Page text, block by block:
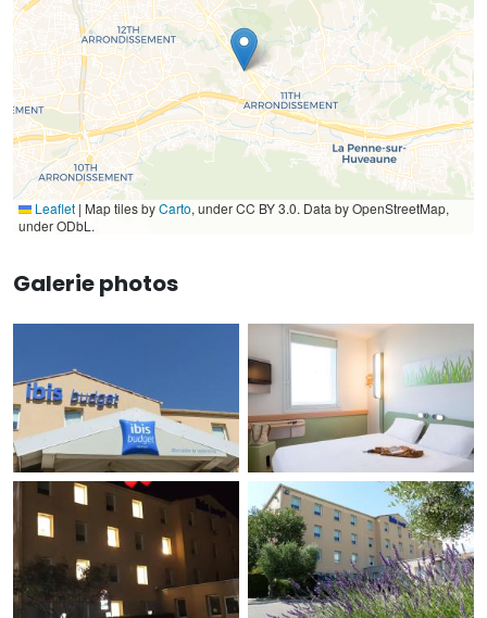
Leaflet | Map tiles byCarto, under CC BY 3.0. Data by OpenStreetMap,
under ODbL.
Galerie photos